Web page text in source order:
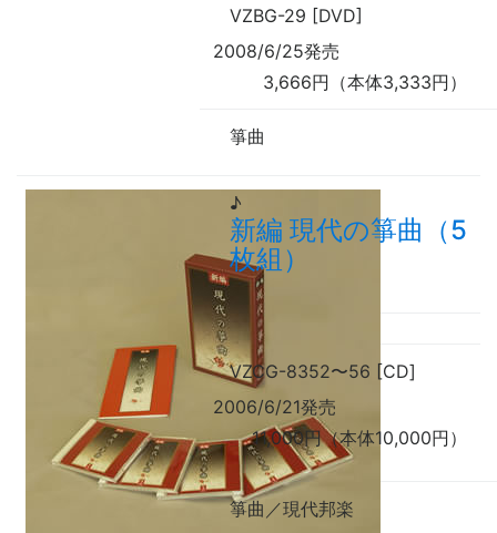
VZBG-29 [DVD]
2008/6/25発売
3,666円（本体3,333円）
箏曲
♪
新編 現代の箏曲（5
枚組）
VZCG-8352〜56 [CD]
2006/6/21発売
11,000円（本体10,000円）
箏曲／現代邦楽